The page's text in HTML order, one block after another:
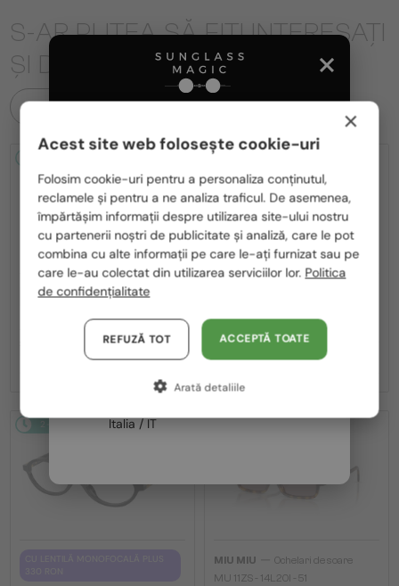
S-AR PUTEA SĂ FIȚI INTERESAȚI
ȘI DE
TOATE PRODUSELE
MIU MIU—Ochelari de soare
1 506 RON 1 133 RON
2-4 ZILE
MIU MIU
Ochelari de soare
MU 11ZS - 14L20I - 51
România / RO
Polska / PL
Magyarország / HU
United Arab Emirates / EN
Austria / AT
Germania / DE
Franța / FR
Italia / IT
×
Acest site web folosește cookie-uri
Folosim cookie-uri pentru a personaliza conținutul,
reclamele și pentru a ne analiza traficul. De asemenea,
împărtășim informații despre utilizarea site-ului nostru
cu partenerii noștri de publicitate și analiză, care le pot
combina cu alte informații pe care le-ați furnizat sau pe
care le-au colectat din utilizarea serviciilor lor. Politica
de confidențialitate
ACCEPTĂ TOATE
REFUZĂ TOT
Arată detaliile